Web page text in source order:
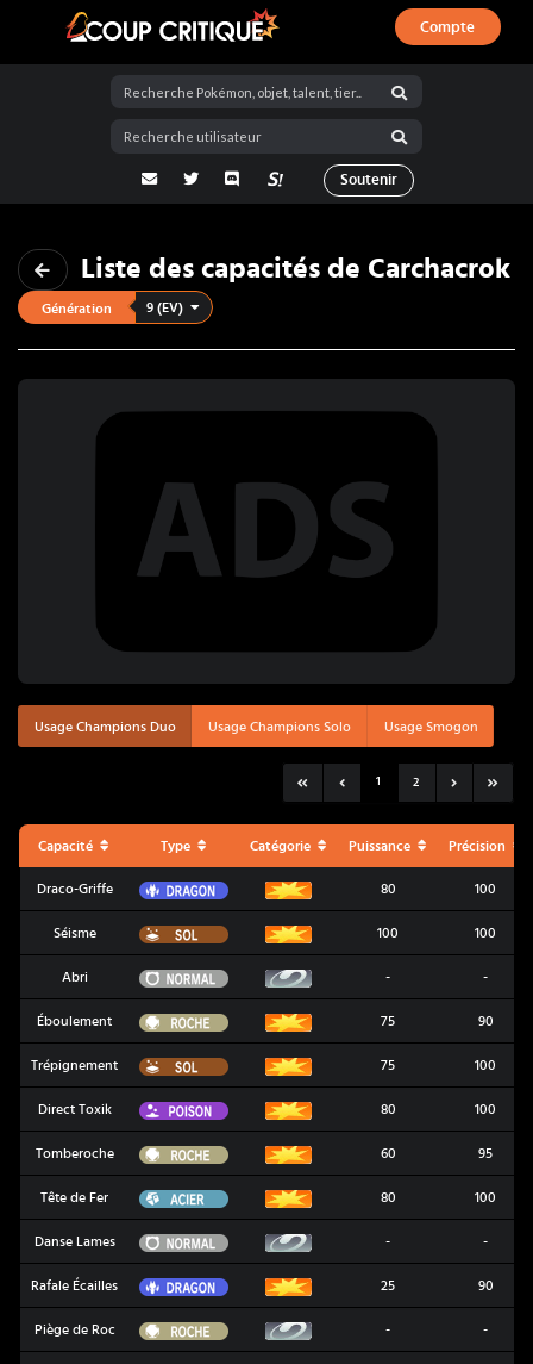
Coup Critique
Compte
adresse email
Twitter Discord La Salty Room sur Pokémon
Soutenir
Liste des capacités de Carchacrok
Génération 9 (EV)
Usage Champions Duo Usage Champions Solo Usage Smogon
1 2
Capacité Type Catégorie Puissance Précision
Draco-Griffe Dragon 80 100
Séisme Sol 100 100
Abri Normal - -
Éboulement Roche 75 90
Trépignement Sol 75 100
Direct Toxik Poison 80 100
Tomberoche Roche 60 95
Tête de Fer Acier 80 100
Danse Lames Normal - -
Rafale Écailles Dragon 25 90
Piège de Roc Roche - -